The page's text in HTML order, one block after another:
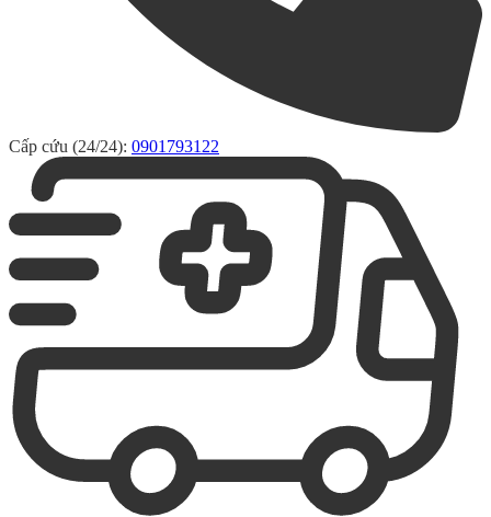
Cấp cứu (24/24): 0901793122